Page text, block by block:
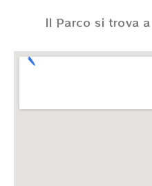
Il Parco si trova